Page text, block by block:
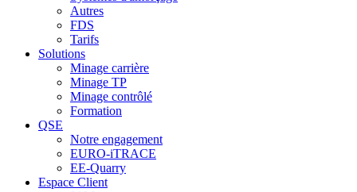
Autres
FDS
Tarifs
Solutions
Minage carrière
Minage TP
Minage contrôlé
Formation
QSE
Notre engagement
EURO-iTRACE
EE-Quarry
Espace Client